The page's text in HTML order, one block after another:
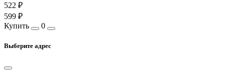
522 ₽
599 ₽
Купить
0
Выберите адрес